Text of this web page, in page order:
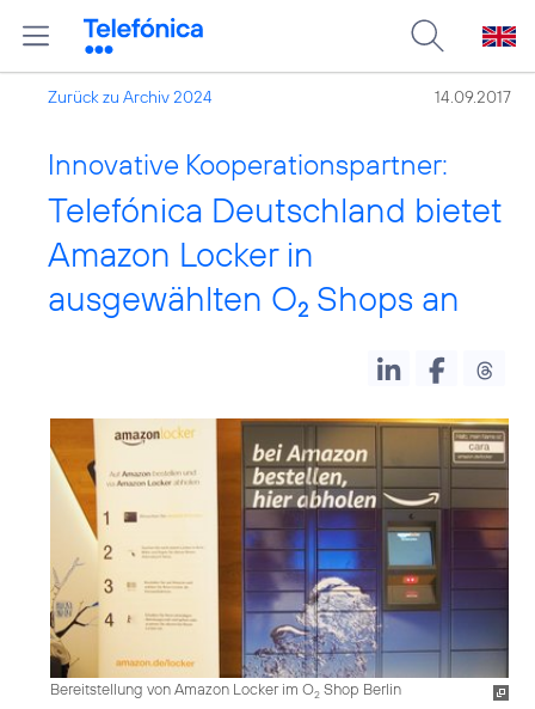
Zurück zu Archiv 2024 14.09.2017
Innovative Kooperationspartner:
Telefónica Deutschland bietet
Amazon Locker in
ausgewählten O2 Shops an
Bereitstellung von Amazon Locker im O2 Shop Berlin